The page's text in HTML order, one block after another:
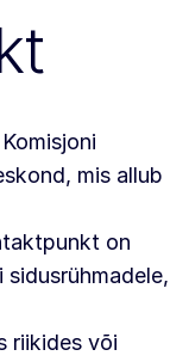
mis allub
on
riikides või